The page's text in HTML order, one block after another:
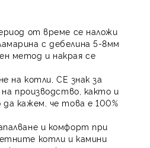
от време се наложи
с дебелина 5-8мм
метод и накрая се
на котли, CE знак за
производство, както и
кажем, че това е 100%
и комфорт при
котли и камини